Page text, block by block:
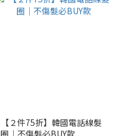
【２件75折】韓國電話線髮
圈│不傷髮必BUY款